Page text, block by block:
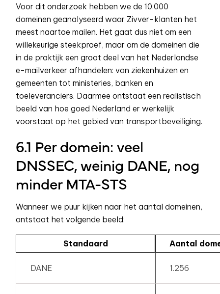
Voor dit onderzoek hebben we de 10.000
domeinen geanalyseerd waar Zivver-klanten het
meest naartoe mailen. Het gaat dus niet om een
willekeurige steekproef, maar om de domeinen die
in de praktijk een groot deel van het Nederlandse
e-mailverkeer afhandelen: van ziekenhuizen en
gemeenten tot ministeries, banken en
toeleveranciers. Daarmee ontstaat een realistisch
beeld van hoe goed Nederland er werkelijk
voorstaat op het gebied van transportbeveiliging.
6.1 Per domein: veel
DNSSEC, weinig DANE, nog
minder MTA-STS
Wanneer we puur kijken naar het aantal domeinen,
ontstaat het volgende beeld:
Standaard Aantal
DANE 1.256